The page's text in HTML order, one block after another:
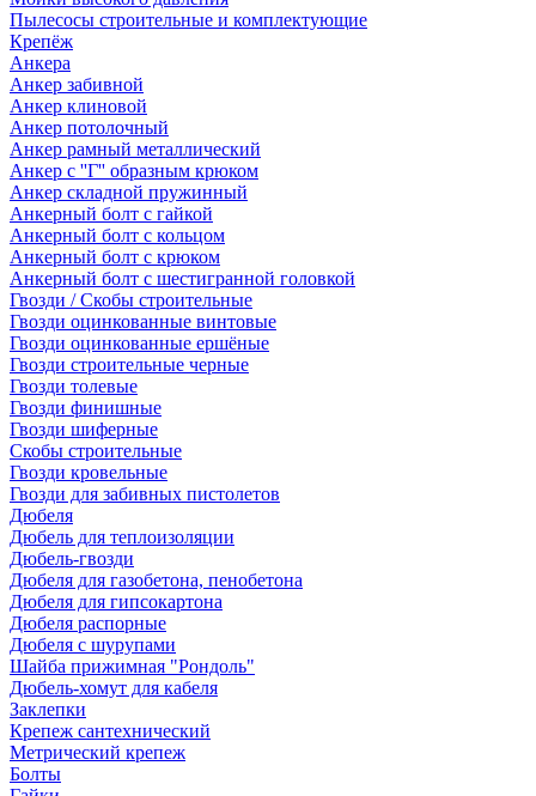
Пылесосы строительные и комплектующие
Крепёж
Анкера
Анкер забивной
Анкер клиновой
Анкер потолочный
Анкер рамный металлический
Анкер с ''Г'' образным крюком
Анкер складной пружинный
Анкерный болт с гайкой
Анкерный болт с кольцом
Анкерный болт с крюком
Анкерный болт с шестигранной головкой
Гвозди / Скобы строительные
Гвозди оцинкованные винтовые
Гвозди оцинкованные ершёные
Гвозди строительные черные
Гвозди толевые
Гвозди финишные
Гвозди шиферные
Скобы строительные
Гвозди кровельные
Гвозди для забивных пистолетов
Дюбеля
Дюбель для теплоизоляции
Дюбель-гвозди
Дюбеля для газобетона, пенобетона
Дюбеля для гипсокартона
Дюбеля распорные
Дюбеля с шурупами
Шайба прижимная "Рондоль"
Дюбель-хомут для кабеля
Заклепки
Крепеж сантехнический
Метрический крепеж
Болты